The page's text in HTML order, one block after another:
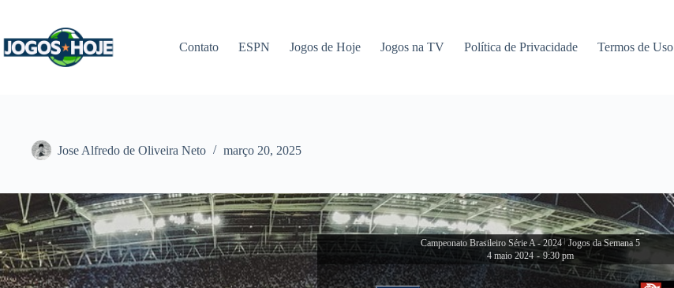
conteúdo
Contato ESPN Jogos de Hoje Jogos na TV Política de Privacidade Termos de Uso
Jose Alfredo de Oliveira Neto março 20, 2025
Campeonato Brasileiro Série A - 2024 Jogos da Semana 5
4 maio 2024 - 9:30 pm